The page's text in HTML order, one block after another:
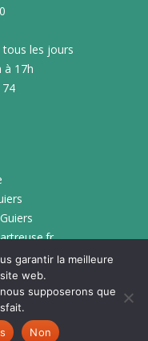
tous les jours
à 17h
KOTÉ
garantir la meilleure
web.
supposerons que
Non